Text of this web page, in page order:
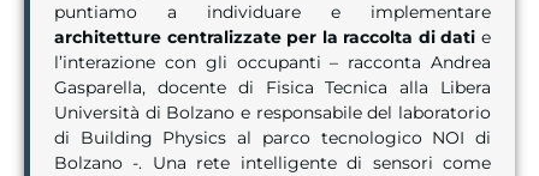
puntiamo a individuare e implementare
architetture centralizzate per la raccolta di dati e
l’interazione con gli occupanti – racconta Andrea
Gasparella, docente di Fisica Tecnica alla Libera
Università di Bolzano e responsabile del laboratorio
di Building Physics al parco tecnologico NOI di
Bolzano -. Una rete intelligente di sensori come